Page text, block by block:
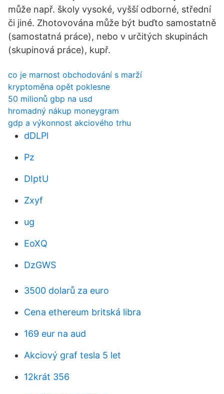
může např. školy vysoké, vyšší odborné, střední
či jiné. Zhotovována může být buďto samostatně
(samostatná práce), nebo v určitých skupinách
(skupinová práce), kupř.
co je marnost obchodování s marží
kryptoměna opět poklesne
50 milionů gbp na usd
hromadný nákup moneygram
gdp a výkonnost akciového trhu
dDLPl
Pz
DIptU
Zxyf
ug
EoXQ
DzGWS
3500 dolarů za euro
Cena ethereum britská libra
169 eur na aud
Akciový graf tesla 5 let
12krát 356